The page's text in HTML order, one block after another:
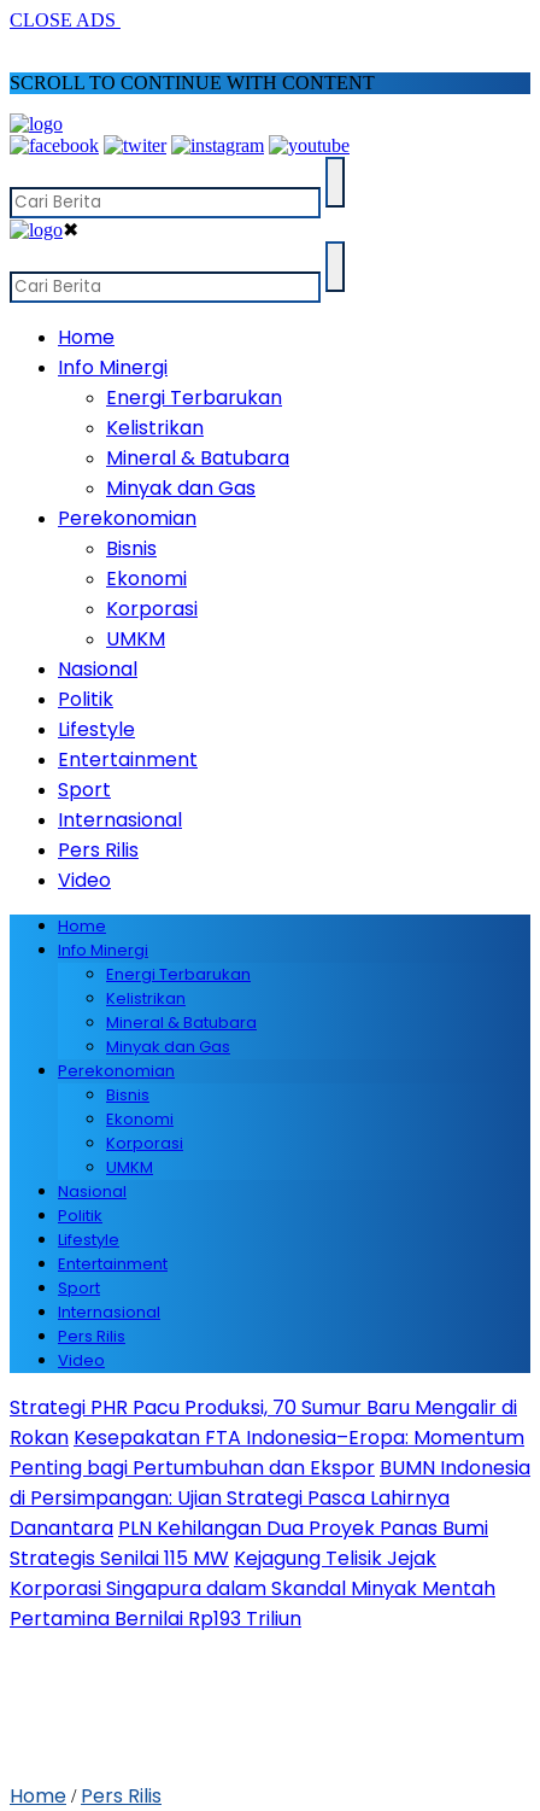
CLOSE ADS
SCROLL TO CONTINUE WITH CONTENT
✖
Home
Info Minergi
Energi Terbarukan
Kelistrikan
Mineral & Batubara
Minyak dan Gas
Perekonomian
Bisnis
Ekonomi
Korporasi
UMKM
Nasional
Politik
Lifestyle
Entertainment
Sport
Internasional
Pers Rilis
Video
Home
Info Minergi
Energi Terbarukan
Kelistrikan
Mineral & Batubara
Minyak dan Gas
Perekonomian
Bisnis
Ekonomi
Korporasi
UMKM
Nasional
Politik
Lifestyle
Entertainment
Sport
Internasional
Pers Rilis
Video
Strategi PHR Pacu Produksi, 70 Sumur Baru Mengalir di
Rokan Kesepakatan FTA Indonesia–Eropa: Momentum
Penting bagi Pertumbuhan dan Ekspor BUMN Indonesia
di Persimpangan: Ujian Strategi Pasca Lahirnya
Danantara PLN Kehilangan Dua Proyek Panas Bumi
Strategis Senilai 115 MW Kejagung Telisik Jejak
Korporasi Singapura dalam Skandal Minyak Mentah
Pertamina Bernilai Rp193 Triliun
Home / Pers Rilis